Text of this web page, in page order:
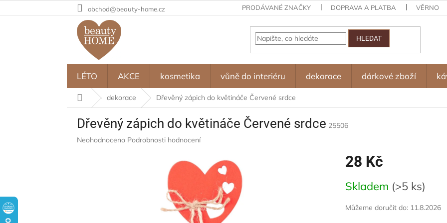
na
obchod@beauty-home.cz PRODÁVANÉ ZNAČKY DOPRAVA A PLATBA
HLEDAT
LÉTO AKCE kosmetika vůně do interiéru dekorace dárkové zboží
Domů dekorace Dřevěný zápich do květináče Červené srdce
Dřevěný zápich do květináče Červené srdce 25506
Průměrné
Neohodnoceno Podrobnosti hodnocení
28 Kč
cena:
Skladem (>5 ks)
Můžeme doručit do: 11.8.2026